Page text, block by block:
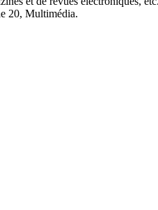
20, Multimédia.